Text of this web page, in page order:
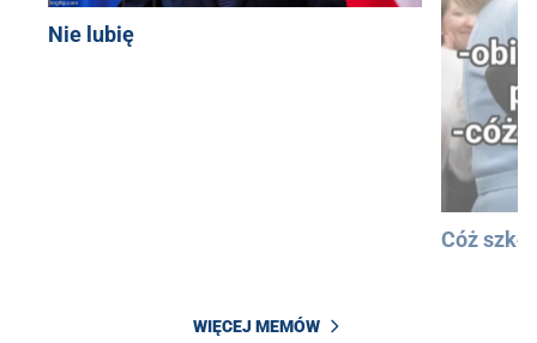
Nie lubię
Cóż
WIĘCEJ MEMÓW